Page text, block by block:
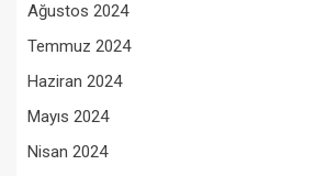
Ağustos 2024
Temmuz 2024
Haziran 2024
Mayıs 2024
Nisan 2024